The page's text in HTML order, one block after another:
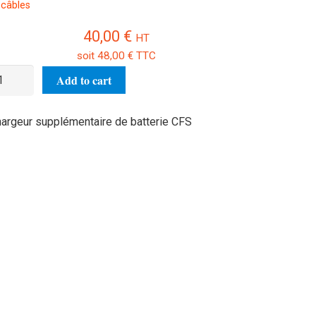
40,00 € HT
soit 48,00 €TTC
Add to cart
supplémentaire de batterie CFS